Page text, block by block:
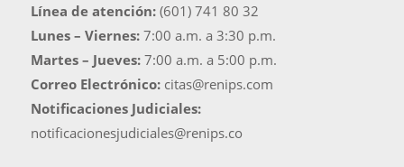
Línea de atención: (601) 741 80 32
Lunes – Viernes: 7:00 a.m. a 3:30 p.m.
Martes – Jueves: 7:00 a.m. a 5:00 p.m.
Correo Electrónico: citas@renips.com
Notificaciones Judiciales:
notificacionesjudiciales@renips.co